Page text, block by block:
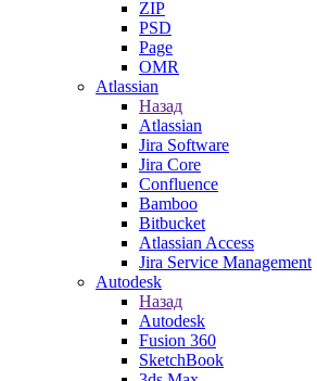
ZIP
PSD
Page
OMR
Atlassian
Назад
Atlassian
Jira Software
Jira Core
Confluence
Bamboo
Bitbucket
Atlassian Access
Jira Service Management
Autodesk
Назад
Autodesk
Fusion 360
SketchBook